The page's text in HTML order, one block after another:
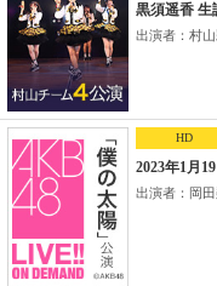
黒須遥香 生
出演者：村山
HD
2023年1月
出演者：岡田